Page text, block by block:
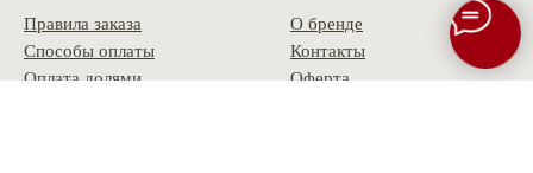
Правила заказа
Способы оплаты
Оплата долями
О бренде
Контакты
Оферта